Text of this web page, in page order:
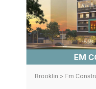
EM
Brooklin > Em